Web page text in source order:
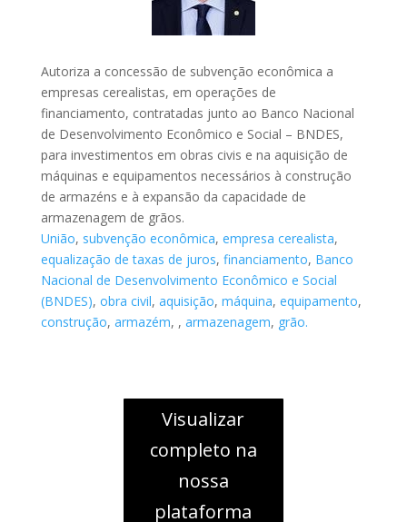
Autoriza a concessão de subvenção econômica a
empresas cerealistas, em operações de
financiamento, contratadas junto ao Banco Nacional
de Desenvolvimento Econômico e Social – BNDES,
para investimentos em obras civis e na aquisição de
máquinas e equipamentos necessários à construção
de armazéns e à expansão da capacidade de
armazenagem de grãos.
União, subvenção econômica, empresa cerealista,
equalização de taxas de juros, financiamento, Banco
Nacional de Desenvolvimento Econômico e Social
(BNDES), obra civil, aquisição, máquina, equipamento,
construção, armazém, , armazenagem, grão.
Visualizar
completo na
nossa
plataforma